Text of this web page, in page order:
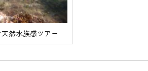
然水族感ツアー